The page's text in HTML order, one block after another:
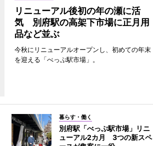
リニューアル後初の年の瀬に活
気 別府駅の高架下市場に正月用
品など並ぶ
今秋にリニューアルオープンし、初めての年末
を迎える「べっぷ駅市場」。
暮らす・働く
別府駅「べっぷ駅市場」リニ
ューアル2カ月 3つの新スペ